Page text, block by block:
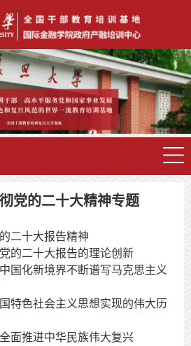
党的二十大精神专题
十大报告精神
二十大报告的理论创新
化新境界不断谱写马克思主义
色社会主义思想实现的伟大历
推进中华民族伟大复兴